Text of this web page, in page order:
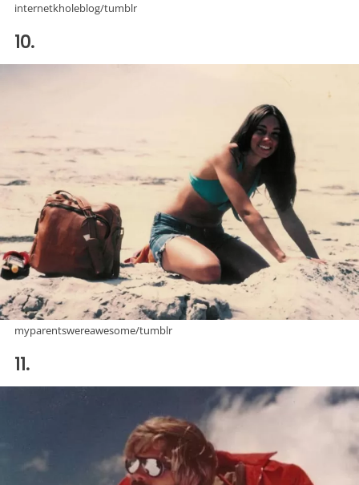
internetkholeblog/tumblr
10.
myparentswereawesome/tumblr
11.